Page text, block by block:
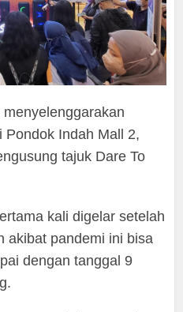
Pondok Indah Mall 2,
tajuk Dare To
kali digelar setelah
akibat pandemi ini bisa
dengan tanggal 9